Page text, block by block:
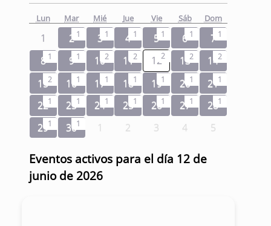
Lun Mar Mié Jue Vie Sáb Dom
1 2 1 3 1 4 1 5 1 6 1 7 1
8 1 9 1 102 112 122 132 142
152 161 171 181 191 201 211
221 231 241 251 261 271 281
291 301 1 2 3 4 5
Eventos activos para el día 12 de
junio de 2026